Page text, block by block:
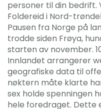
personer til din bedrift.
Foldereid i Nord-
Pausen fra Norge på
trodde siden Frøya,
starten av november.
Innlandet arrangerer
geografiske data til
nøktern måte klarte
sex holde spenningen
hele foredraget. Dette